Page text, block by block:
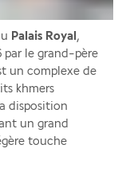
Palais Royal ,
par le grand-père
un complexe de
khmers
disposition
un grand
touche